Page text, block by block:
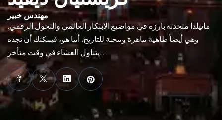
مهندس خبير
ماتيلدا متحدثة بارزة في مواضيع الابتكار العالمي والتحول الرقمي.
وهي أيضاً طاهية ماهرة ومحبة للتاريخ. أما هو، فيمكنك أن تجده
يتناول العشاء في وقت متأخر…